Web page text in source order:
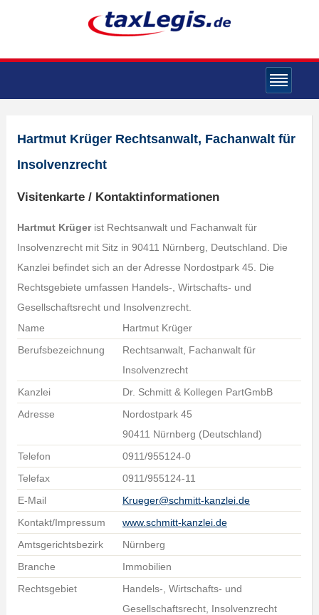
Hartmut Krüger Rechtsanwalt, Fachanwalt für
Insolvenzrecht
Visitenkarte / Kontaktinformationen
Hartmut Krügerist Rechtsanwalt und Fachanwalt für
Insolvenzrecht mit Sitz in 90411 Nürnberg, Deutschland. Die
Kanzlei befindet sich an der Adresse Nordostpark 45. Die
Rechtsgebiete umfassen Handels-, Wirtschafts- und
Gesellschaftsrecht und Insolvenzrecht.
Name
Hartmut Krüger
Berufsbezeichnung
Rechtsanwalt, Fachanwalt für
Insolvenzrecht
Kanzlei
Dr. Schmitt & Kollegen PartGmbB
Adresse
Nordostpark 45
90411 Nürnberg (Deutschland)
Telefon
0911/955124-0
Telefax
0911/955124-11
E-Mail
Krueger@schmitt-kanzlei.de
Kontakt/Impressum
www.schmitt-kanzlei.de
Amtsgerichtsbezirk
Nürnberg
Branche
Immobilien
Rechtsgebiet
Handels-, Wirtschafts- und
Gesellschaftsrecht, Insolvenzrecht